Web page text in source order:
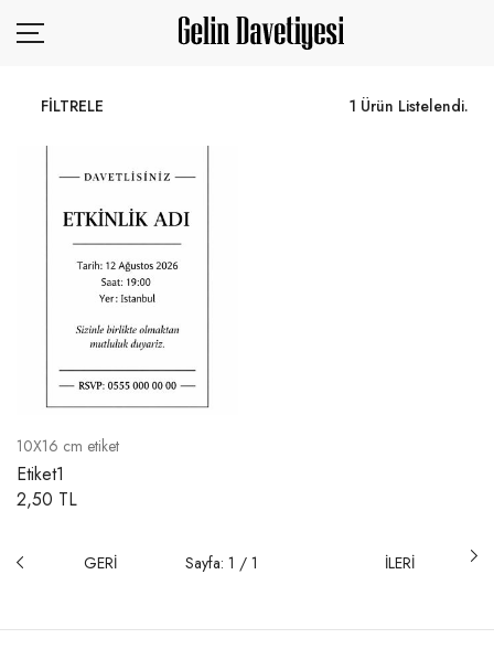
KURUMSAL
ÜRÜNLER
SİZDEN GELENLER
TASARIM YÜKLE
BLOG
FİLTRELE 1 Ürün Listelendi.
10X16 cm etiket
Etiket1
2,50 TL
GERİ Sayfa: 1 / 1 İLERİ